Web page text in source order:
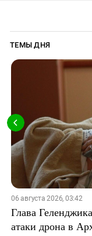
ТЕМЫ ДНЯ
06 августа 2026, 03:42
Глава
атаки дрона в